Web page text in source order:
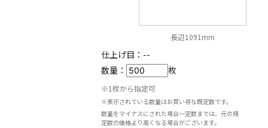
長辺1091mm
仕上げ目： --
数量：
枚
※1枚から指定可
※表示されている数量はお買い得な既定数です。
数量をマイナスにされた場合一定数までは、元の規
定数の価格より高くなる場合がございます。